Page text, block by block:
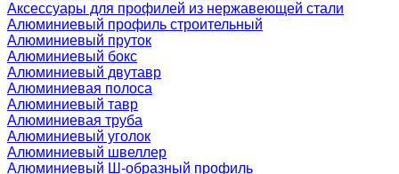
Аксессуары для профилей из нержавеющей стали
Алюминиевый профиль строительный
Алюминиевый пруток
Алюминиевый бокс
Алюминиевый двутавр
Алюминиевая полоса
Алюминиевый тавр
Алюминиевая труба
Алюминиевый уголок
Алюминиевый швеллер
Алюминиевый Ш-образный профиль